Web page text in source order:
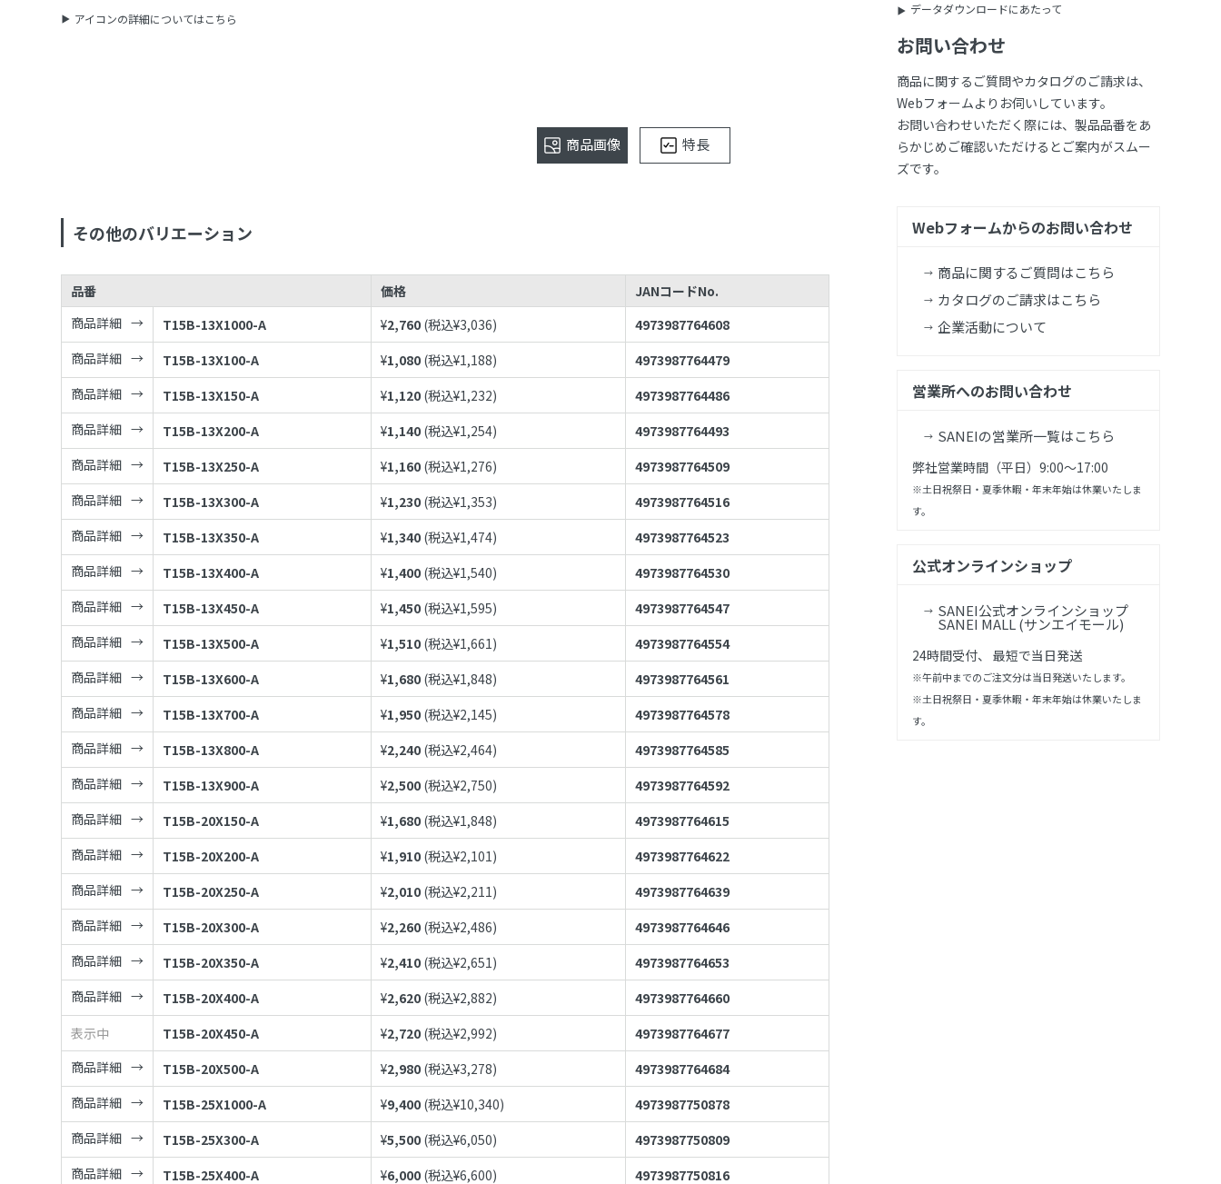
アイコンの詳細についてはこちら
商品画像 特長
その他のバリエーション
品番 価格
JANコードNo.
商品詳細
T15B-13X1000-A ¥2,760 (税込¥3,036)
4973987764608
商品詳細
T15B-13X100-A ¥1,080 (税込¥1,188)
4973987764479
商品詳細
T15B-13X150-A ¥1,120 (税込¥1,232)
4973987764486
商品詳細
T15B-13X200-A ¥1,140 (税込¥1,254)
4973987764493
商品詳細
T15B-13X250-A ¥1,160 (税込¥1,276)
4973987764509
商品詳細
T15B-13X300-A ¥1,230 (税込¥1,353)
4973987764516
商品詳細
T15B-13X350-A ¥1,340 (税込¥1,474)
4973987764523
商品詳細
T15B-13X400-A ¥1,400 (税込¥1,540)
4973987764530
商品詳細
T15B-13X450-A ¥1,450 (税込¥1,595)
4973987764547
商品詳細
T15B-13X500-A ¥1,510 (税込¥1,661)
4973987764554
商品詳細
T15B-13X600-A ¥1,680 (税込¥1,848)
4973987764561
商品詳細
T15B-13X700-A ¥1,950 (税込¥2,145)
4973987764578
商品詳細
T15B-13X800-A ¥2,240 (税込¥2,464)
4973987764585
商品詳細
T15B-13X900-A ¥2,500 (税込¥2,750)
4973987764592
商品詳細
T15B-20X150-A ¥1,680 (税込¥1,848)
4973987764615
商品詳細
T15B-20X200-A ¥1,910 (税込¥2,101)
4973987764622
商品詳細
T15B-20X250-A ¥2,010 (税込¥2,211)
4973987764639
商品詳細
T15B-20X300-A ¥2,260 (税込¥2,486)
4973987764646
商品詳細
T15B-20X350-A ¥2,410 (税込¥2,651)
4973987764653
商品詳細
T15B-20X400-A ¥2,620 (税込¥2,882)
4973987764660
表示中
T15B-20X450-A ¥2,720 (税込¥2,992)
4973987764677
商品詳細
T15B-20X500-A ¥2,980 (税込¥3,278)
4973987764684
商品詳細
T15B-25X1000-A ¥9,400 (税込¥10,340)
4973987750878
商品詳細
T15B-25X300-A ¥5,500 (税込¥6,050)
4973987750809
商品詳細
T15B-25X400-A ¥6,000 (税込¥6,600)
4973987750816
データダウンロードにあたって
お問い合わせ
商品に関するご質問やカタログのご請求は、
Webフォームよりお伺いしています。
お問い合わせいただく際には、製品品番をあ
らかじめご確認いただけるとご案内がスムー
ズです。
Webフォームからのお問い合わせ
商品に関するご質問はこちら
カタログのご請求はこちら
企業活動について
営業所へのお問い合わせ
SANEIの営業所一覧はこちら
弊社営業時間（平日）9:00～17:00
※土日祝祭日・夏季休暇・年末年始は休業いたしま
す。
公式オンラインショップ
SANEI公式オンラインショップ
SANEI MALL (サンエイモール)
24時間受付、 最短で当日発送
※午前中までのご注文分は当日発送いたします。
※土日祝祭日・夏季休暇・年末年始は休業いたしま
す。